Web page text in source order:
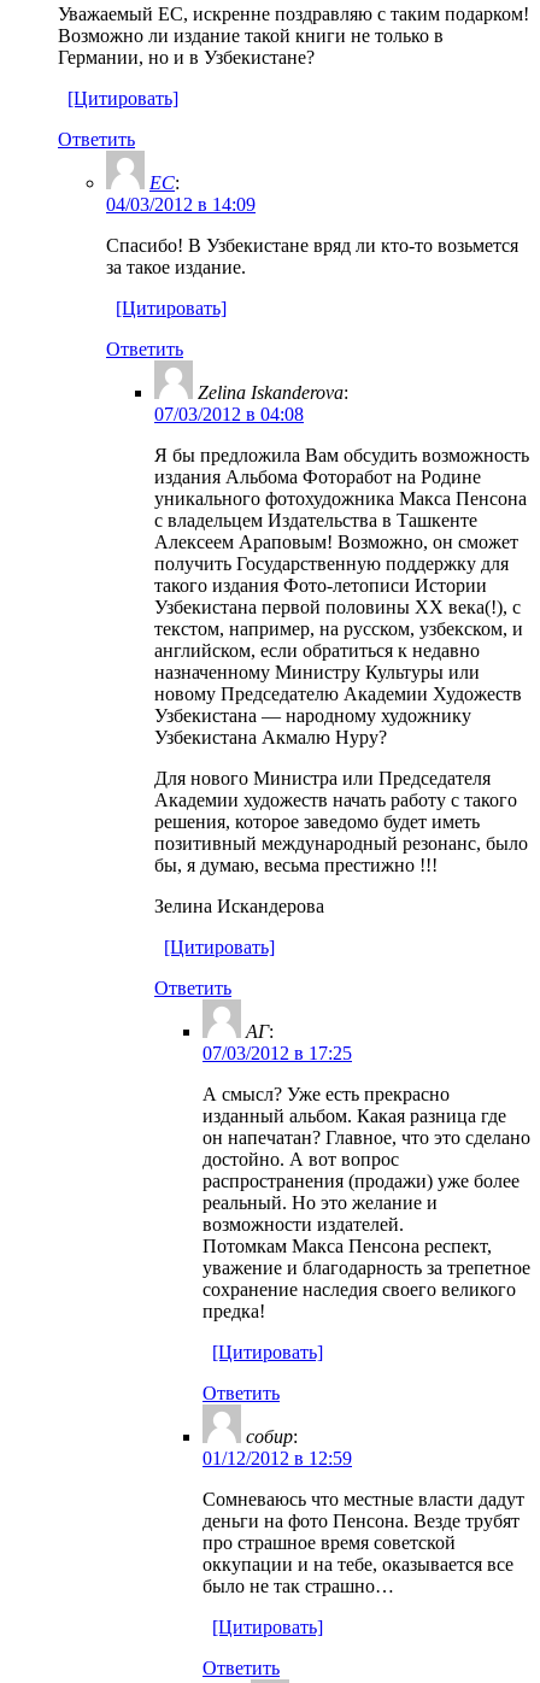
Уважаемый ЕС, искренне поздравляю с таким подарком!
Возможно ли издание такой книги не только в
Германии, но и в Узбекистане?
[Цитировать]
Ответить
ЕС:
04/03/2012 в 14:09
Спасибо! В Узбекистане вряд ли кто-то возьмется
за такое издание.
[Цитировать]
Ответить
Zelina Iskanderova:
07/03/2012 в 04:08
Я бы предложила Вам обсудить возможность
издания Альбома Фоторабот на Родине
уникального фотохудожника Макса Пенсона
с владельцем Издательства в Ташкенте
Алексеем Араповым! Возможно, он сможет
получить Государственную поддержку для
такого издания Фото-летописи Истории
Узбекистана первой половины ХХ века(!), с
текстом, например, на русском, узбекском, и
английском, если обратиться к недавно
назначенному Министру Культуры или
новому Председателю Академии Художеств
Узбекистана — народному художнику
Узбекистана Акмалю Нуру?
Для нового Министра или Председателя
Академии художеств начать работу с такого
решения, которое заведомо будет иметь
позитивный международный резонанс, было
бы, я думаю, весьма престижно !!!
Зелина Искандерова
[Цитировать]
Ответить
АГ:
07/03/2012 в 17:25
А смысл? Уже есть прекрасно
изданный альбом. Какая разница где
он напечатан? Главное, что это сделано
достойно. А вот вопрос
распространения (продажи) уже более
реальный. Но это желание и
возможности издателей.
Потомкам Макса Пенсона респект,
уважение и благодарность за трепетное
сохранение наследия своего великого
предка!
[Цитировать]
Ответить
собир:
01/12/2012 в 12:59
Сомневаюсь что местные власти дадут
деньги на фото Пенсона. Везде трубят
про страшное время советской
оккупации и на тебе, оказывается все
было не так страшно…
[Цитировать]
Ответить